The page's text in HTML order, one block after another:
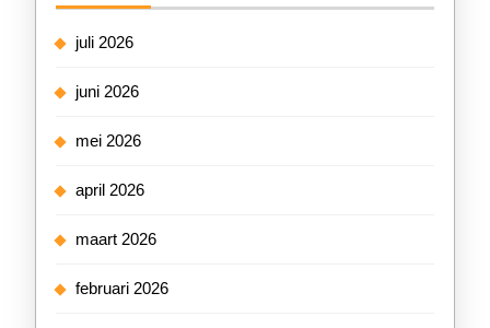
juli 2026
juni 2026
mei 2026
april 2026
maart 2026
februari 2026